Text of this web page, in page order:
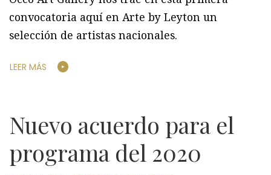
convocatoria aquí en Arte by Leyton un
selección de artistas nacionales.
LEER MÁS
Nuevo acuerdo para el
programa del 2020